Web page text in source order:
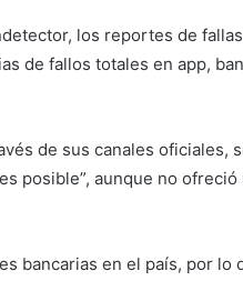
los reportes de
de fallos totales en app,
de sus canales oficiales,
posible”, aunque no
bancarias en el país, por lo